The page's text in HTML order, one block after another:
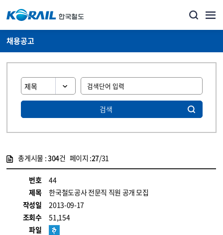
채용공고
검색
총게시물 :304건 페이지 :27/31
번호
44
제목
한국철도공사 전문직 직원 공개 모집
작성일
2013-09-17
조회수
51,154
파일